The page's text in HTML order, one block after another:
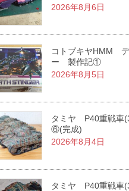
2026年8月6日
コトブキヤHMM
ー 製作記①
2026年8月5日
タミヤ P40重戦車
⑥(完成)
2026年8月4日
タミヤ P40重戦